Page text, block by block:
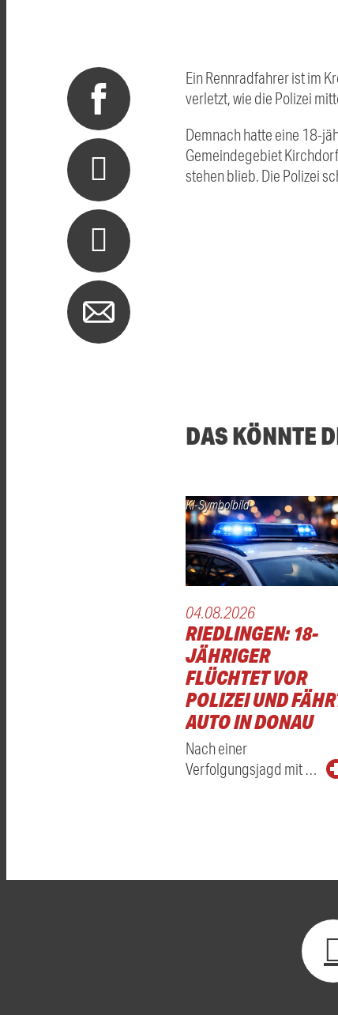
Ein Rennradfahrer ist im
verletzt, wie die Polizei
Demnach hatte eine 18-
Gemeindegebiet
stehen blieb. Die Polizei
DAS KÖNNTE
KI-Symbolbild
04.08.2026
RIEDLINGEN: 18-
JÄHRIGER
FLÜCHTET VOR
POLIZEI UND
AUTO IN DONAU
Nach einer
Verfolgungsjagd mit …